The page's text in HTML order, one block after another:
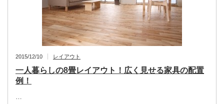
2015/12/10 レイアウト
一人暮らしの8畳レイアウト！広く見せる家具の配置
例！
…